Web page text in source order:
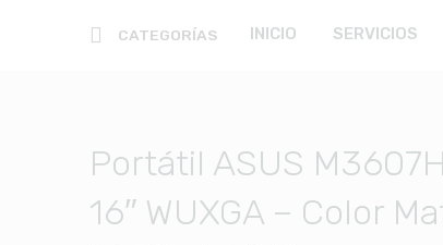
CATEGORÍAS INICIO SERVICIOS
Portátil ASUS
16″ WUXGA – Color